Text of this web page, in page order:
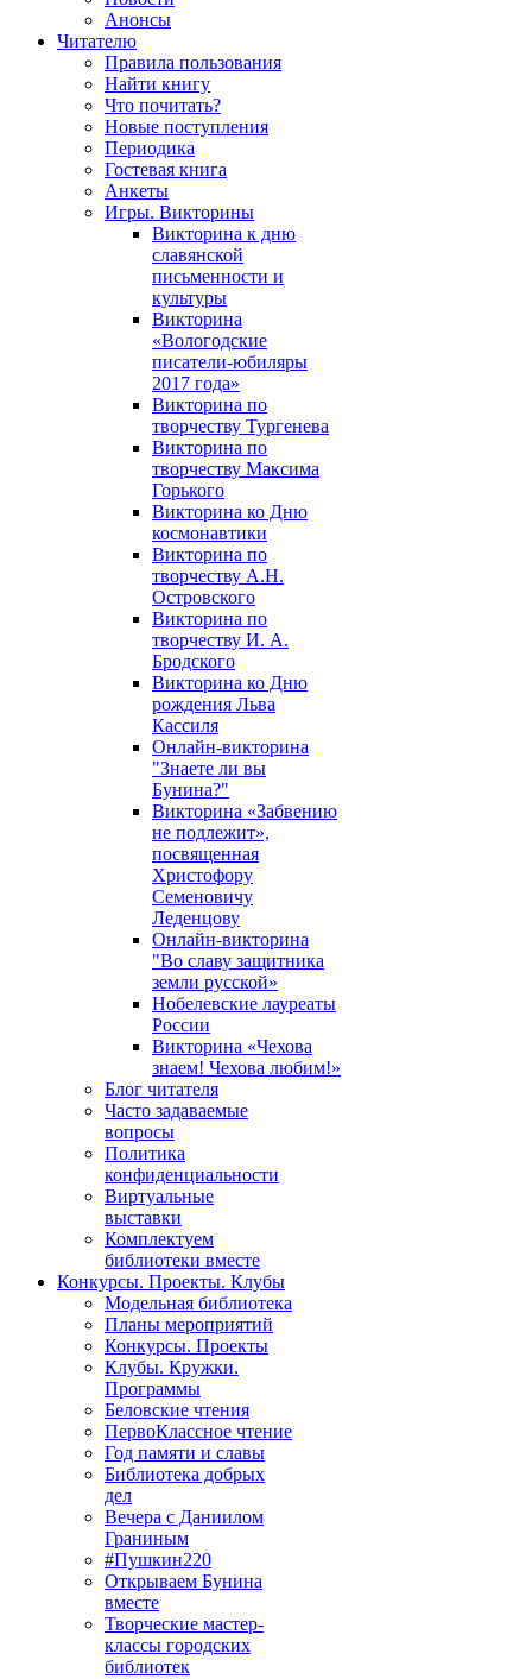
Анонсы
Читателю
Правила пользования
Найти книгу
Что почитать?
Новые поступления
Периодика
Гостевая книга
Анкеты
Игры. Викторины
Викторина к дню
славянской
письменности и
культуры
Викторина
«Вологодские
писатели-юбиляры
2017 года»
Викторина по
творчеству Тургенева
Викторина по
творчеству Максима
Горького
Викторина ко Дню
космонавтики
Викторина по
творчеству А.Н.
Островского
Викторина по
творчеству И. А.
Бродского
Викторина ко Дню
рождения Льва
Кассиля
Онлайн-викторина
"Знаете ли вы
Бунина?"
Викторина «Забвению
не подлежит»,
посвященная
Христофору
Семеновичу
Леденцову
Онлайн-викторина
"Во славу защитника
земли русской»
Нобелевские лауреаты
России
Викторина «Чехова
знаем! Чехова любим!»
Блог читателя
Часто задаваемые
вопросы
Политика
конфиденциальности
Виртуальные
выставки
Комплектуем
библиотеки вместе
Конкурсы. Проекты. Клубы
Модельная библиотека
Планы мероприятий
Конкурсы. Проекты
Клубы. Кружки.
Программы
Беловские чтения
ПервоКлассное чтение
Год памяти и славы
Библиотека добрых
дел
Вечера с Даниилом
Граниным
#Пушкин220
Открываем Бунина
вместе
Творческие мастер-
классы городских
библиотек